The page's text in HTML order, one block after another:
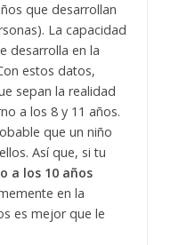
que desarrollan
La capacidad
desarrolla en la
estos datos,
sepan la realidad
a los 8 y 11 años.
que un niño
Así que, si tu
a los 10 años
en la
es mejor que le